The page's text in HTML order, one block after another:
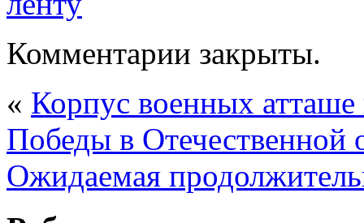
Комментарии закрыты.
« Корпус военных
Победы в Отечественной
Ожидаемая